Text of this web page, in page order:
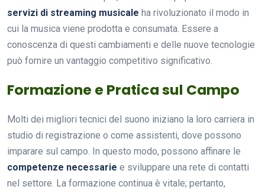
servizi di streaming musicale ha rivoluzionato il modo in
cui la musica viene prodotta e consumata. Essere a
conoscenza di questi cambiamenti e delle nuove tecnologie
può fornire un vantaggio competitivo significativo.
Formazione e Pratica sul Campo
Molti dei migliori tecnici del suono iniziano la loro carriera in
studio di registrazione o come assistenti, dove possono
imparare sul campo. In questo modo, possono affinare le
competenze necessarie e sviluppare una rete di contatti
nel settore. La formazione continua è vitale; pertanto,